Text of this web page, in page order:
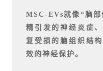
MSC-EVs就像“脑部
精引发的神经炎症
复受损的脑组织结
效的神经保护。